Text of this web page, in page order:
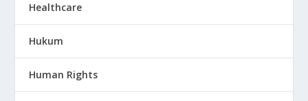
Healthcare
Hukum
Human Rights